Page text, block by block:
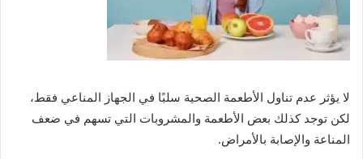
لا يؤثر عدم تناول الأطعمة الصحية سلبًا في الجهاز المناعي فقط،
لكن توجد كذلك بعض الأطعمة والمشروبات التي تسهم في ضعف
المناعة والإصابة بالأمراض.